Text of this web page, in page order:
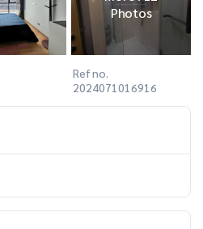
Photos
Ref no.
2024071016916